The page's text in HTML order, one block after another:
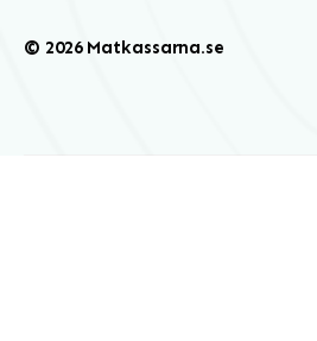
© 2026 Matkassarna.se